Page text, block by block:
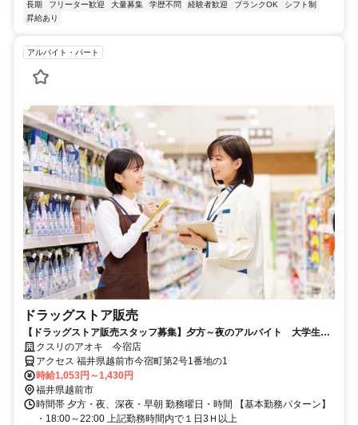
長期 フリーター歓迎 大量募集 学歴不問 経験者歓迎 ブランクOK
シフト制
昇給あり
アルバイト・パート
ドラッグストア販売
【ドラッグストア販売スタッフ募集】夕方～夜のアルバイト 大学生、
Wワーク歓迎‼
クスリのアオキ 今宿店
アクセス 福井県越前市今宿町第2号1番地の1
時給1,053円～1,430円
福井県越前市
時間帯 夕方・夜、深夜・早朝 勤務曜日・時間 【基本勤務パターン】
・18:00～22:00 上記勤務時間内で１日3Ｈ以上